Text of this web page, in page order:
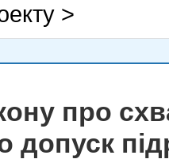
>
про
допуск